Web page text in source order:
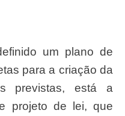
um plano de
para a criação da
previstas, está a
projeto de lei, que